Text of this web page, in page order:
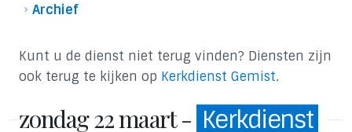
Archief
Kunt u de dienst niet terug vinden? Diensten zijn
ook terug te kijken op Kerkdienst Gemist.
zondag 22 maart - Kerkdienst